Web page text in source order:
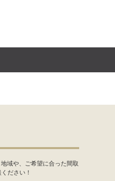
域や、ご希望に合った間取
ださい！